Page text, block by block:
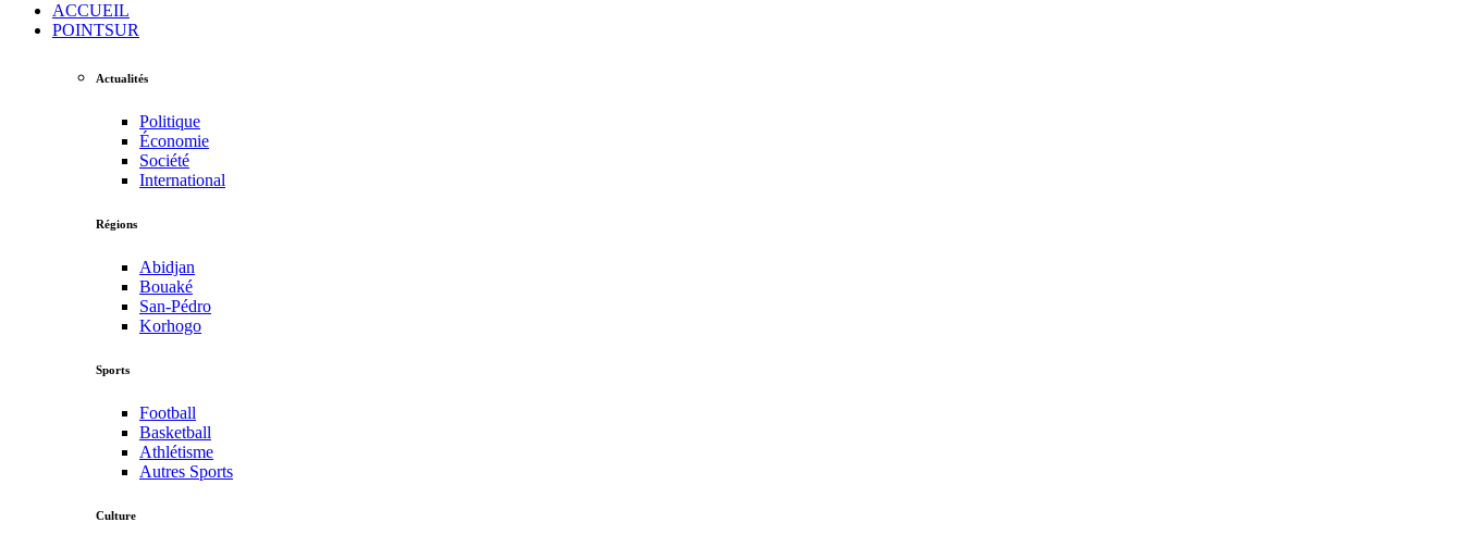
ACCUEIL
POINTSUR
Actualités
Politique
Économie
Société
International
Régions
Abidjan
Bouaké
San-Pédro
Korhogo
Sports
Football
Basketball
Athlétisme
Autres Sports
Culture